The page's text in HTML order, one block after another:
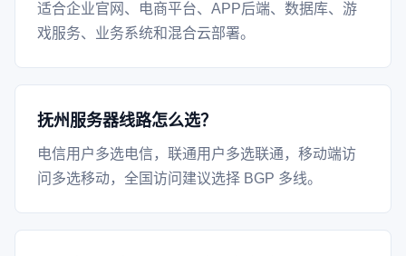
适合企业官网、电商平台、APP后端、数据库、游
戏服务、业务系统和混合云部署。
抚州服务器线路怎么选？
电信用户多选电信，联通用户多选联通，移动端访
问多选移动，全国访问建议选择 BGP 多线。